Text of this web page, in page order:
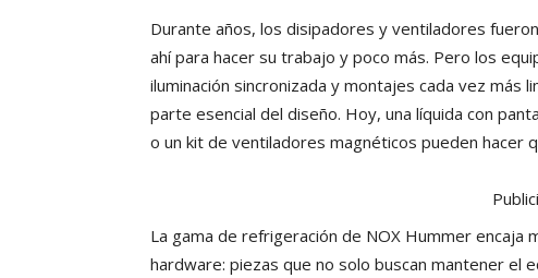
Durante años, los disipadores y ventiladores
ahí para hacer su trabajo y poco más. Pero los
iluminación sincronizada y montajes cada vez más
parte esencial del diseño. Hoy, una líquida con
o un kit de ventiladores magnéticos pueden hacer
La gama de refrigeración de NOX Hummer encaja
hardware: piezas que no solo buscan mantener el